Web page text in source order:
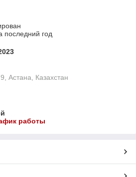
последний год
Астана, Казахстан
работы